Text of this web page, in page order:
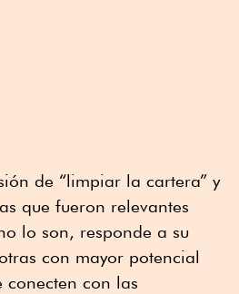
de “limpiar la cartera” y
que fueron relevantes
lo son, responde a su
con mayor potencial
conecten con las